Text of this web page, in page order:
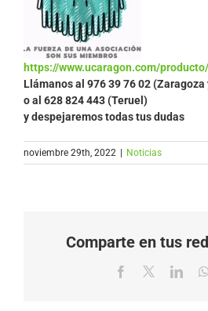
https://www.ucaragon.com/
Llámanos al 976 39 76 02 (Zaragoza
o al 628 824 443 (Teruel)
y despejaremos todas tus dudas
noviembre 29th, 2022 Noticias
Comparte en tus
Facebook